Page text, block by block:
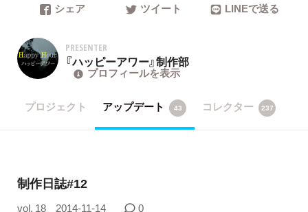
シェア ツイート LINEで送る
PRESENTER
『ハッピーアワー』制作部
プロフィールを表示
プロジェクト アップデート 43 コレクター 237
制作日誌#12
vol. 18 2014-11-14 0